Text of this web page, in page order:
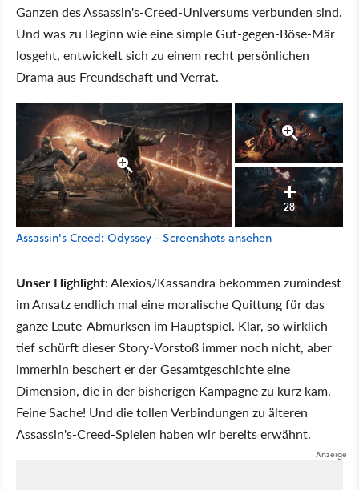
Ganzen des Assassin's-Creed-Universums verbunden sind.
Und was zu Beginn wie eine simple Gut-gegen-Böse-Mär
losgeht, entwickelt sich zu einem recht persönlichen
Drama aus Freundschaft und Verrat.
28
Assassin's Creed: Odyssey - Screenshots ansehen
Unser Highlight: Alexios/Kassandra bekommen zumindest
im Ansatz endlich mal eine moralische Quittung für das
ganze Leute-Abmurksen im Hauptspiel. Klar, so wirklich
tief schürft dieser Story-Vorstoß immer noch nicht, aber
immerhin beschert er der Gesamtgeschichte eine
Dimension, die in der bisherigen Kampagne zu kurz kam.
Feine Sache! Und die tollen Verbindungen zu älteren
Assassin's-Creed-Spielen haben wir bereits erwähnt.